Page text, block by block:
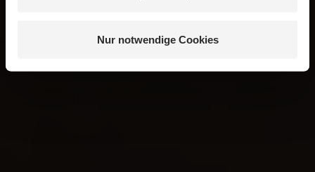
Nur notwendige Cookies